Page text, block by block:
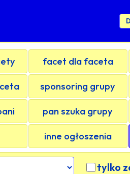
facet dla faceta
sponsoring grupy
pan szuka grupy
inne ogłoszenia
tylko